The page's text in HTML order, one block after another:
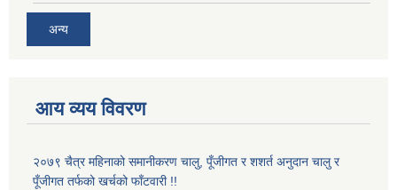
अन्य
आय व्यय विवरण
२०७९ चैत्र महिनाको समानीकरण चालु, पूँजीगत र शशर्त अनुदान चालु र
पूँजीगत तर्फको खर्चको फाँटवारी !!